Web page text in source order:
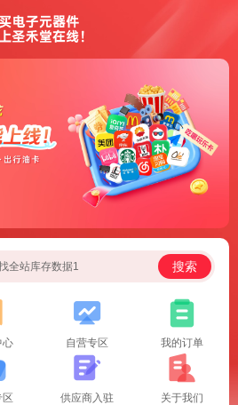
全站库存数据1 搜索
心 自营专区 我的订单
区 供应商入驻 关于我们